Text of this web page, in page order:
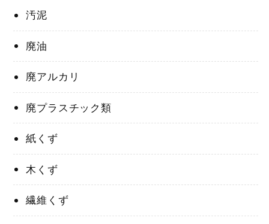
汚泥
廃油
廃アルカリ
廃プラスチック類
紙くず
木くず
繊維くず